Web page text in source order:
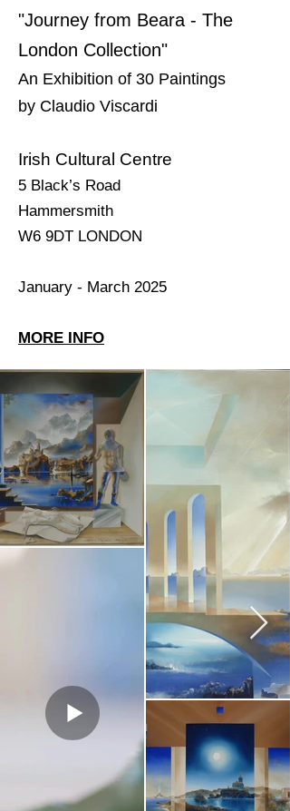
"Journey from Beara - The
London Collection"
An Exhibition of 30 Paintings
by Claudio Viscardi
Irish Cultural Centre
5 Black’s Road
Hammersmith
W6 9DT LONDON
January - March 2025
MORE INFO